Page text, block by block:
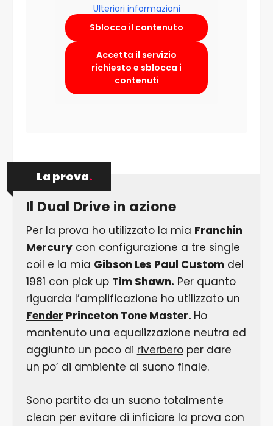
Ulteriori informazioni
Sblocca il contenuto
Accetta il servizio
richiesto e sblocca i
contenuti
La prova.
Il Dual Drive in azione
Per la prova ho utilizzato la mia Franchin
Mercurycon configurazione a tre single
coil e la mia Gibson Les Paul Custom del
1981 con pick up Tim Shawn. Per quanto
riguarda l’amplificazione ho utilizzato un
Fender Princeton Tone Master. Ho
mantenuto una equalizzazione neutra ed
aggiunto un poco di riverberoper dare
un po’ di ambiente al suono finale.
Sono partito da un suono totalmente
clean per evitare di inficiare la prova con